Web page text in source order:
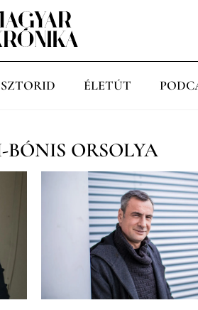
ÉLETÚT
BÓNIS ORSOLYA